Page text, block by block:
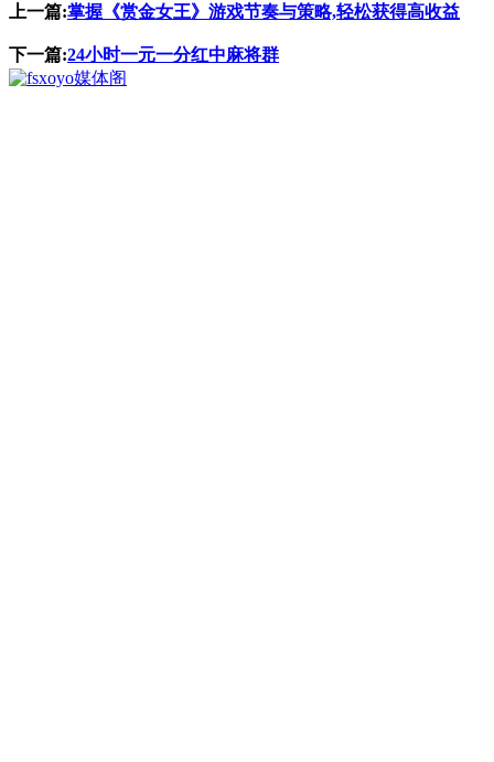
上一篇:掌握《赏金女王》游戏节奏与策略,轻松获得高收益
下一篇:24小时一元一分红中麻将群
媒体阁